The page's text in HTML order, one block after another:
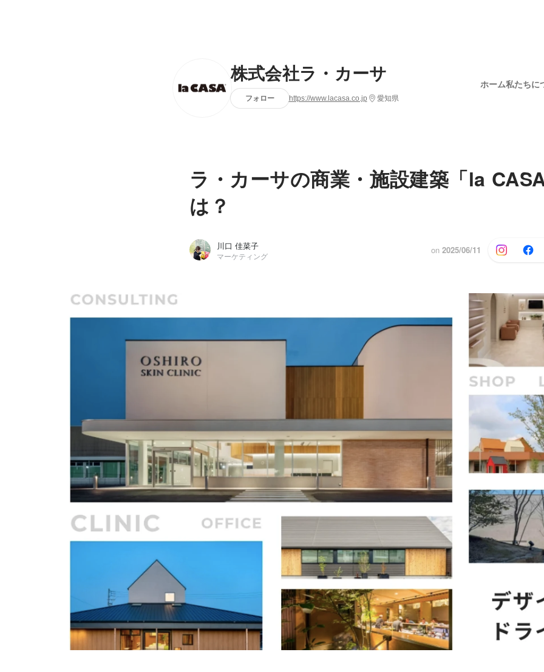
株式会社ラ・カーサ
フォロー https://www.lacasa.co.jp 愛知県
ホーム私たちに
ラ・カーサの商業・施設建築「la
は？
川口 佳菜子
マーケティング
on 2025/06/11
川口 佳菜子
株式会社ラ・カーサ / マーケティング